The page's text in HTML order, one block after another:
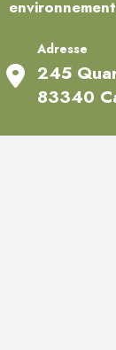
Adresse
245
83340